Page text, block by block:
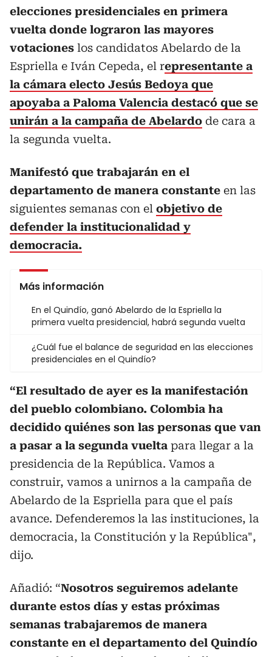
elecciones presidenciales en primera
vuelta donde lograron las mayores
votaciones los candidatos Abelardo de la
Espriella e Iván Cepeda, el representante a
la cámara electo Jesús Bedoya que
apoyaba a Paloma Valencia destacó que se
unirán a la campaña de Abelardo de cara a
la segunda vuelta.
Manifestó que trabajarán en el
departamento de manera constante en las
siguientes semanas con el objetivo de
defender la institucionalidad y
democracia.
Más información
En el Quindío, ganó Abelardo de la Espriella la
primera vuelta presidencial, habrá segunda vuelta
¿Cuál fue el balance de seguridad en las elecciones
presidenciales en el Quindío?
“El resultado de ayer es la manifestación
del pueblo colombiano. Colombia ha
decidido quiénes son las personas que van
a pasar a la segunda vuelta para llegar a la
presidencia de la República. Vamos a
construir, vamos a unirnos a la campaña de
Abelardo de la Espriella para que el país
avance. Defenderemos la las instituciones, la
democracia, la Constitución y la República",
dijo.
Añadió: “Nosotros seguiremos adelante
durante estos días y estas próximas
semanas trabajaremos de manera
constante en el departamento del Quindío